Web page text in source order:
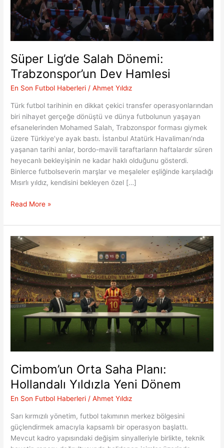
Süper Lig’de Salah Dönemi:
Trabzonspor’un Dev Hamlesi
En Son Futbol Haberleri /Ahmet Yıldız
Türk futbol tarihinin en dikkat çekici transfer operasyonlarından
biri nihayet gerçeğe dönüştü ve dünya futbolunun yaşayan
efsanelerinden Mohamed Salah, Trabzonspor forması giymek
üzere Türkiye’ye ayak bastı. İstanbul Atatürk Havalimanı’nda
yaşanan tarihi anlar, bordo-mavili taraftarların haftalardır süren
heyecanlı bekleyişinin ne kadar haklı olduğunu gösterdi.
Binlerce futbolseverin marşlar ve meşaleler eşliğinde karşıladığı
Mısırlı yıldız, kendisini bekleyen özel […]
Süper
Salah
Dönemi:
Trabzonspor’un
Dev
Hamlesi
Read More »
Cimbom’un Orta Saha Planı:
Hollandalı Yıldızla Yeni Dönem
En Son Futbol Haberleri /Ahmet Yıldız
Sarı kırmızılı yönetim, futbol takımının merkez bölgesini
güçlendirmek amacıyla kapsamlı bir operasyon başlattı.
Mevcut kadro yapısındaki değişim sinyalleriyle birlikte, teknik